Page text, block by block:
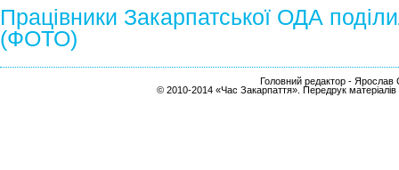
Працівники Закарпатської ОДА
(ФОТО)
Головний редактор - Ярослав
© 2010-2014 «Час Закарпаття». Передрук